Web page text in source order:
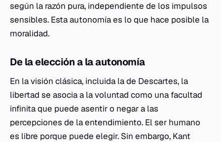
según la razón pura, independiente de los impulsos
sensibles. Esta autonomía es lo que hace posible la
moralidad.
De la elección a la autonomía
En la visión clásica, incluida la de Descartes, la
libertad se asocia a la voluntad como una facultad
infinita que puede asentir o negar a las
percepciones de la entendimiento. El ser humano
es libre porque puede elegir. Sin embargo, Kant